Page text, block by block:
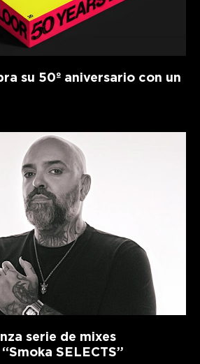
su 50º aniversario con un
serie de mixes
SELECTS”